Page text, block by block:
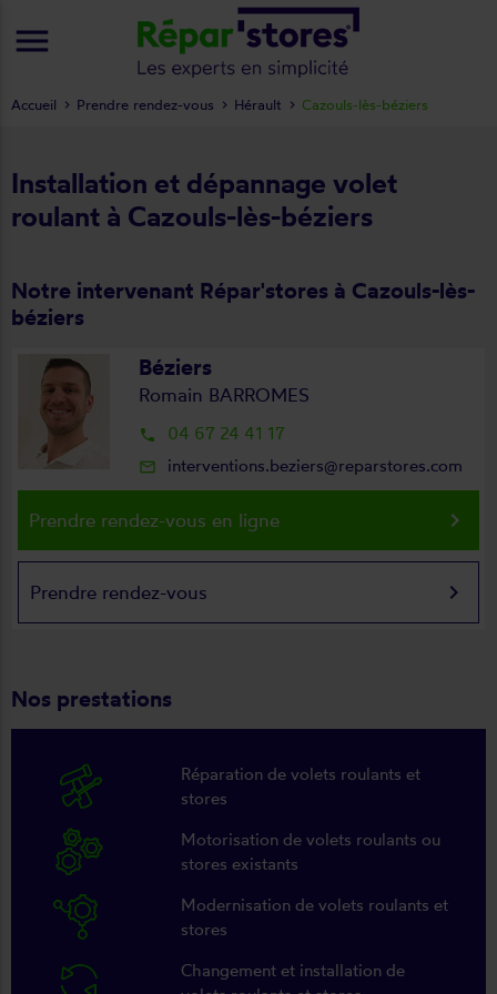
Installation et dépannage volet
roulant à Cazouls-lès-béziers
Notre intervenant Répar'stores à Cazouls-lès-
béziers
Béziers
Romain BARROMES
local_phone 04 67 24 41 17
mail_outline interventions.beziers@reparstores.com
Prendre rendez-vous en ligne keyboard_arrow_right
Prendre rendez-vous keyboard_arrow_right
Nos prestations
Réparation de volets roulants et
stores
Motorisation de volets roulants ou
stores existants
Modernisation de volets roulants et
stores
Changement et installation de
Accueil Prendre rendez-vous Hérault Cazouls-lès-béziers
menu